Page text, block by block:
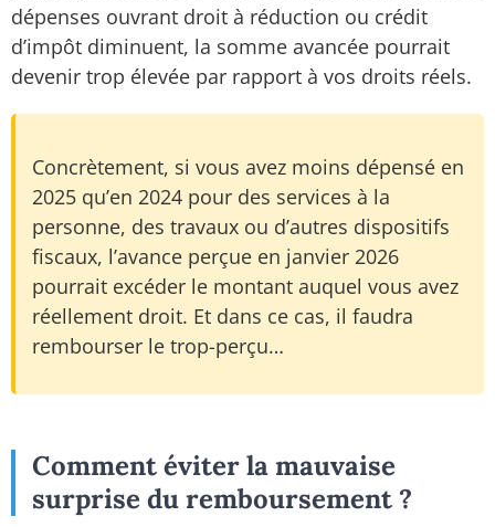
dépenses ouvrant droit à réduction ou crédit
d’impôt diminuent, la somme avancée pourrait
devenir trop élevée par rapport à vos droits réels.
Concrètement, si vous avez moins dépensé en
2025 qu’en 2024 pour des services à la
personne, des travaux ou d’autres dispositifs
fiscaux, l’avance perçue en janvier 2026
pourrait excéder le montant auquel vous avez
réellement droit. Et dans ce cas, il faudra
rembourser le trop-perçu…
Comment éviter la mauvaise
surprise du remboursement ?